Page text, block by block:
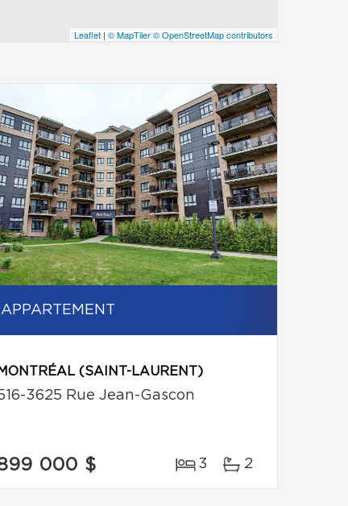
Leaflet | © MapTiler© OpenStreetMap contributors
APPARTEMENT
MONTRÉAL (SAINT-LAURENT)
3625 Rue Jean-Gascon
000 $ 3 2